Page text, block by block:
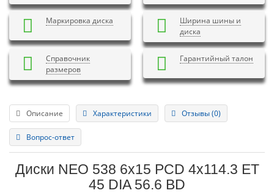
Маркировка диска
Ширина шины и
диска
Справочник
размеров
Гарантийный талон
Описание Характеристики Отзывы (0)
Вопрос-ответ
Диски NEO 538 6x15 PCD 4x114.3 ET
45 DIA 56.6 BD